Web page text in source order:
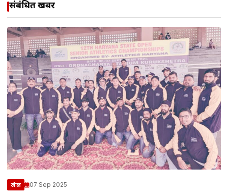
संबंधित खबरें
खेल 07 Sep 2025